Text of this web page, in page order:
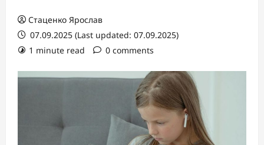
Стаценко Ярослав
07.09.2025 (Last updated: 07.09.2025)
1 minute read
0 comments